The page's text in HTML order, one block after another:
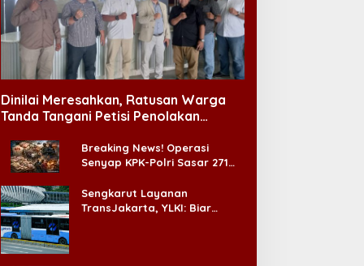
Dinilai Meresahkan, Ratusan Warga
Tanda Tangani Petisi Penolakan
Breaking News! Operasi
Senyap KPK-Polri Sasar 271
Ada ‘Badai Pemeriksaan’
Sengkarut Layanan
TransJakarta, YLKI: Biar